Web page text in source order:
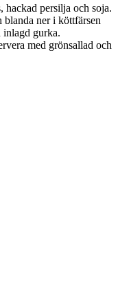
hackad persilja och soja.
blanda ner i köttfärsen
inlagd gurka.
med grönsallad och